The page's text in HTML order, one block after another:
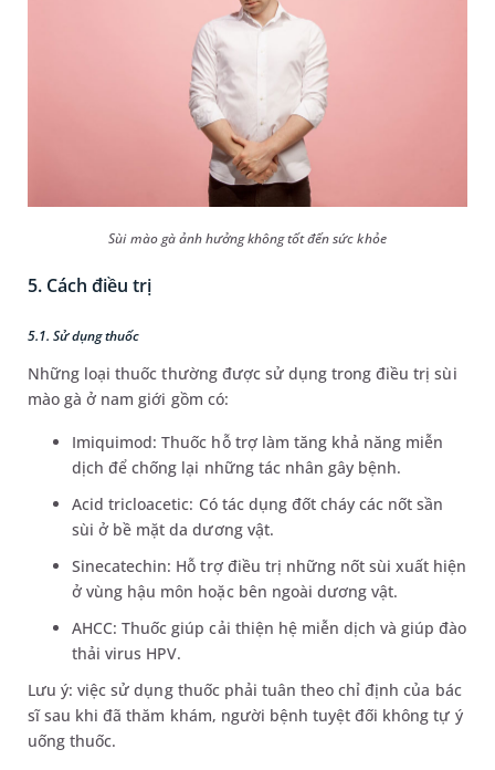
Sùi mào gà ảnh hưởng không tốt đến sức khỏe
5. Cách điều trị
5.1. Sử dụng thuốc
Những loại thuốc thường được sử dụng trong điều trị sùi
mào gà ở nam giới gồm có:
Imiquimod: Thuốc hỗ trợ làm tăng khả năng miễn
dịch để chống lại những tác nhân gây bệnh.
Acid tricloacetic: Có tác dụng đốt cháy các nốt sần
sùi ở bề mặt da dương vật.
Sinecatechin: Hỗ trợ điều trị những nốt sùi xuất hiện
ở vùng hậu môn hoặc bên ngoài dương vật.
AHCC: Thuốc giúp cải thiện hệ miễn dịch và giúp đào
thải virus HPV.
Lưu ý: việc sử dụng thuốc phải tuân theo chỉ định của bác
sĩ sau khi đã thăm khám, người bệnh tuyệt đối không tự ý
uống thuốc.